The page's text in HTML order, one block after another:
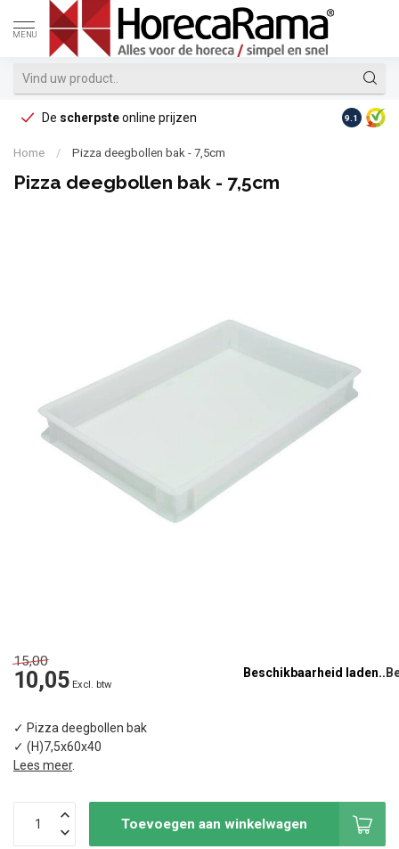
MENU
De scherpsteonline prijzen Op
9.1
Home / Pizza deegbollen bak - 7,5cm
Pizza deegbollen bak - 7,5cm
15,00
10,05 Excl. btw
Beschikbaarheid laden..
✓ Pizza deegbollen bak
✓ (H)7,5x60x40
Lees meer.
Toevoegen aan winkelwagen